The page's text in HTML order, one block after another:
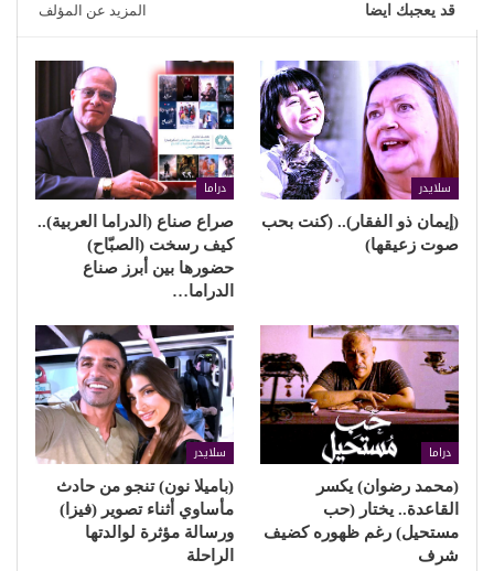
قد يعجبك ايضا المزيد عن المؤلف
سلايدر
(إيمان ذو الفقار).. (كنت بحب
صوت زعيقها)
دراما
صراع صناع (الدراما العربية)..
كيف رسخت (الصبّاح)
حضورها بين أبرز صناع
الدراما…
دراما
(محمد رضوان) يكسر
القاعدة.. يختار (حب
مستحيل) رغم ظهوره كضيف
شرف
سلايدر
(باميلا نون) تنجو من حادث
مأساوي أثناء تصوير (فيزا)
ورسالة مؤثرة لوالدتها
الراحلة